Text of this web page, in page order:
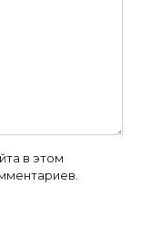
в этом